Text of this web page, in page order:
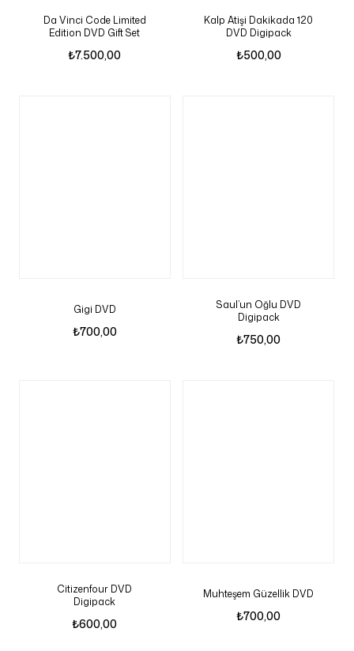
Da Vinci Code Limited
Edition DVD Gift Set
₺7.500,00
Kalp Atişi Dakikada 120
DVD Digipack
₺500,00
Gigi DVD
₺700,00
Saul’un Oğlu DVD
Digipack
₺750,00
Citizenfour DVD
Digipack
₺600,00
Muhteşem Güzellik DVD
₺700,00